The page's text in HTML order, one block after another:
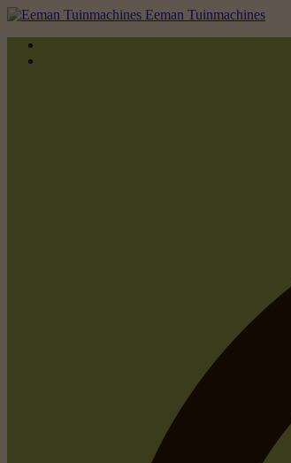
Eeman Tuinmachines